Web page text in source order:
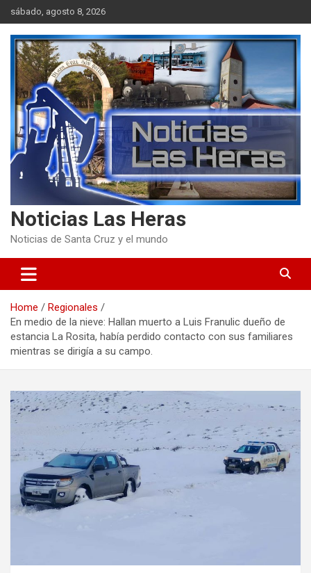
Skip
to
content
sábado, agosto 8, 2026
Noticias Las Heras
Noticias de Santa Cruz y el mundo
Home
Regionales
En medio de la nieve: Hallan muerto a Luis Franulic dueño de
estancia La Rosita, había perdido contacto con sus familiares
mientras se dirigía a su campo.